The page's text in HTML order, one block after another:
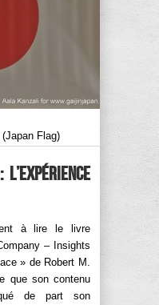
Flag)
l’expérience
à lire le livre
– Insights
» de Robert M.
que son contenu
de part son